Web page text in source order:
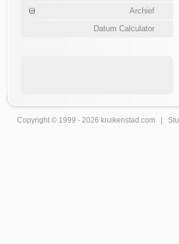
Archief
Datum Calculator
Copyright © 1999 - 2026 kruikenstad .com |